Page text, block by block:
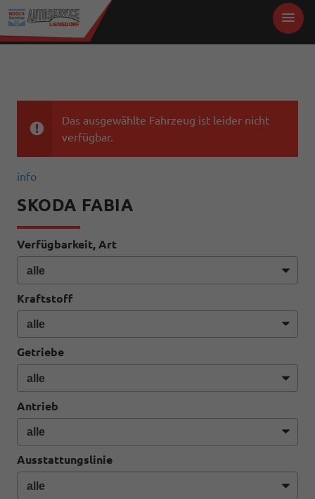
Das ausgewählte Fahrzeug ist leider nicht
verfügbar.
info
SKODA FABIA
Verfügbarkeit, Art
Kraftstoff
Getriebe
Antrieb
Ausstattungslinie